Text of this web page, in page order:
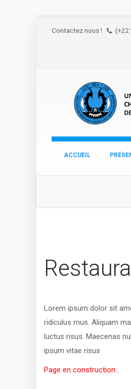
Contactez nous !
ACCUEIL
Lorem ipsum dolor sit
ridiculus mus. Aliquam
luctus risus. Maecenas
ipsum vitae risus
Page en construction...